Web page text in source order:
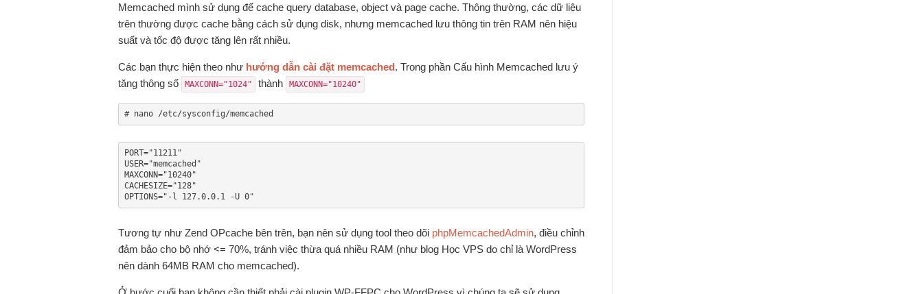
Memcached mình sử dụng để cache query database, object và page cache. Thông thường, các dữ liệu
trên thường được cache bằng cách sử dụng disk, nhưng memcached lưu thông tin trên RAM nên hiệu
suất và tốc độ được tăng lên rất nhiều.
Các bạn thực hiện theo như hướng dẫn cài đặt memcached. Trong phần Cấu hình Memcached lưu ý
tăng thông số
MAXCONN="1024" thành MAXCONN="10240"
# nano /etc/sysconfig/memcached
PORT="11211"
USER="memcached"
MAXCONN="10240"
CACHESIZE="128"
OPTIONS="-l 127.0.0.1 -U 0"
Tương tự như Zend OPcache bên trên, bạn nên sử dụng tool theo dõi phpMemcachedAdmin, điều chỉnh
đảm bảo cho bộ nhớ <= 70%, tránh việc thừa quá nhiều RAM (như blog Học VPS do chỉ là WordPress
nên dành 64MB RAM cho memcached).